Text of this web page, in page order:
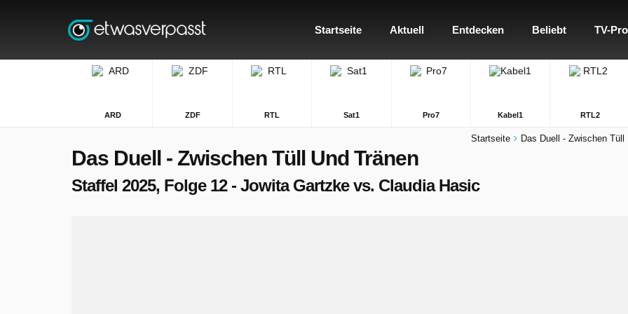
Startseite Aktuell Entdecken Beliebt TV-
ARD ZDF RTL Sat1 Pro7 Kabel1 RTL2
Startseite Das Duell - Zwischen Tüll
Das Duell - Zwischen Tüll Und Tränen
Staffel 2025, Folge 12 - Jowita Gartzke vs. Claudia Hasic